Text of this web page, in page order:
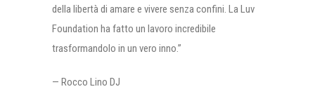
della libertà di amare e vivere senza confini. La Luv
Foundation ha fatto un lavoro incredibile
trasformandolo in un vero inno.”
— Rocco Lino DJ